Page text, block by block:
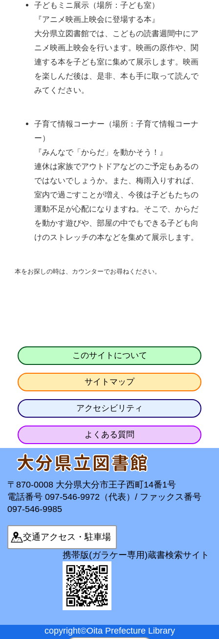
子どもミニ展示（場所：子ども室）
『アニメ映画上映会に登場する本』
大分県立図書館では、こどもの読書週間中にア
ニメ映画上映会を行います。映画の原作や、関
連する本を子ども室に集めて展示します。映画
を楽しんだ後は、是非、本も手に取って読んで
みてください。
子育て情報コーナー（場所：子育て情報コーナ
ー）
『みんなで「からだ」を動かそう！』
連休は家族でアウトドアなどのご予定もあるの
ではないでしょうか。また、梅雨入りすれば、
室内で過ごすことが増え、今後は子どもたちの
運動不足が心配になりますね。そこで、からだ
を動かす遊びや、部屋の中でもできる子ども向
けのストレッチの本などを集めて展示します。
本をお探しの時は、カウンターでお尋ねください。
このサイトについて
サイトマップ
アクセシビリティ
よくある質問
〒870-0008 大分県大分市王子西町14番1号
電話番号 097-546-9972（代表）/ ファックス番号
097-546-9985
交通アクセス・駐車場
携帯版(ガラケー専用)蔵書検索サイト
copyright©Oita Prefecture Library